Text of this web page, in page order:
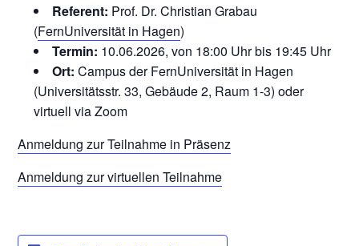
Referent: Prof. Dr. Christian Grabau
(FernUniversität in Hagen)
Termin: 10.06.2026, von 18:00 Uhr bis 19:45 Uhr
Ort: Campus der FernUniversität in Hagen
(Universitätsstr. 33, Gebäude 2, Raum 1-3) oder
virtuell via Zoom
Anmeldung zur Teilnahme in Präsenz
Anmeldung zur virtuellen Teilnahme